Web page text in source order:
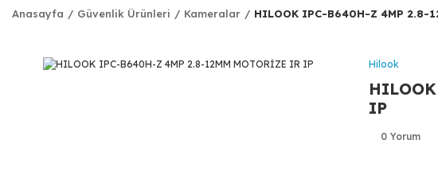
Anasayfa Güvenlik Ürünleri Kameralar HILOOK IPC-B640H-Z 4MP 2.8-
Hilook
IP
0 Yorum